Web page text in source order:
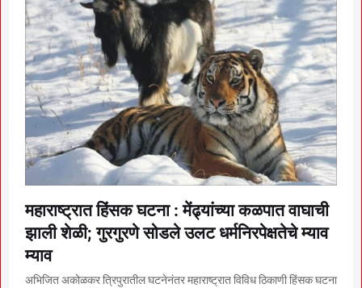
महाराष्ट्रात हिंसक घटना : मेंढ्यांच्या कळपात वाघाची
झाली शेळी; गुरगुरणे सोडले उलट धर्मनिरपेक्षतेचे म्याव
म्याव
अभिजित अकोळकर त्रिपुरातील घटनेनंतर महाराष्ट्रात विविध ठिकाणी हिंसक घटना